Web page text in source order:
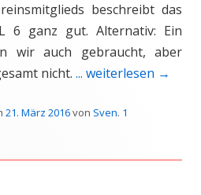
beschreibt das
6 ganz gut. Alternativ: Ein
wir auch gebraucht, aber
nicht. ... weiterlesen →
21. März 2016von Sven. 1